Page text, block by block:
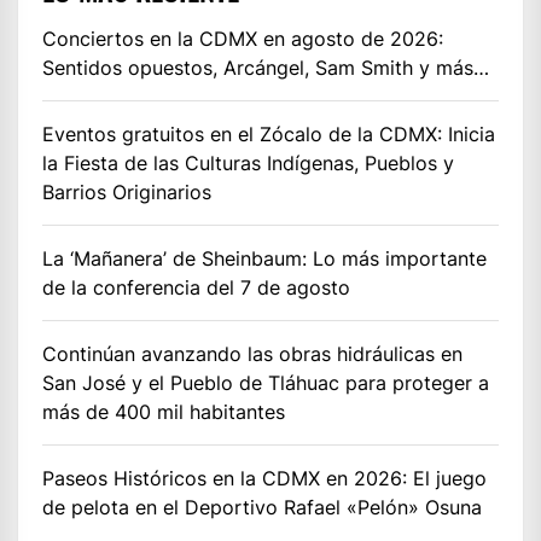
Conciertos en la CDMX en agosto de 2026:
Sentidos opuestos, Arcángel, Sam Smith y más…
Eventos gratuitos en el Zócalo de la CDMX: Inicia
la Fiesta de las Culturas Indígenas, Pueblos y
Barrios Originarios
La ‘Mañanera’ de Sheinbaum: Lo más importante
de la conferencia del 7 de agosto
Continúan avanzando las obras hidráulicas en
San José y el Pueblo de Tláhuac para proteger a
más de 400 mil habitantes
Paseos Históricos en la CDMX en 2026: El juego
de pelota en el Deportivo Rafael «Pelón» Osuna